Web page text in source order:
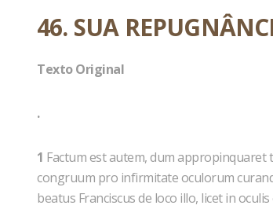
46. SUA
Texto Original
.
1 Factum est autem, dum appropinquaret
congruum pro infirmitate oculorum
beatus Franciscus de loco illo, licet in